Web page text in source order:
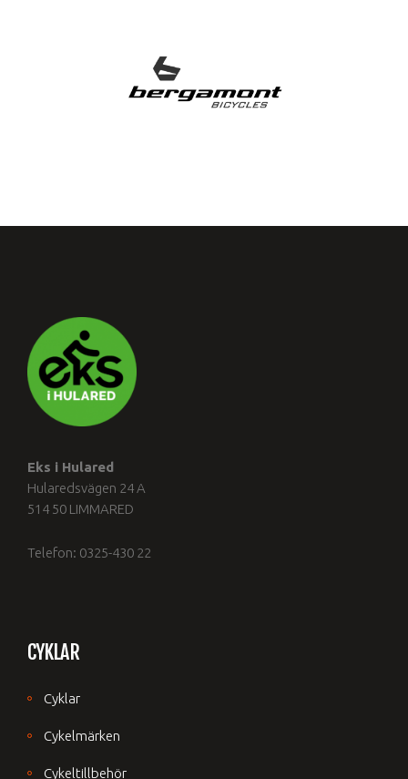
Eks i Hulared
Hularedsvägen 24 A
514 50 LIMMARED
Telefon: 0325-430 22
CYKLAR
Cyklar
Cykelmärken
Cykeltillbehör